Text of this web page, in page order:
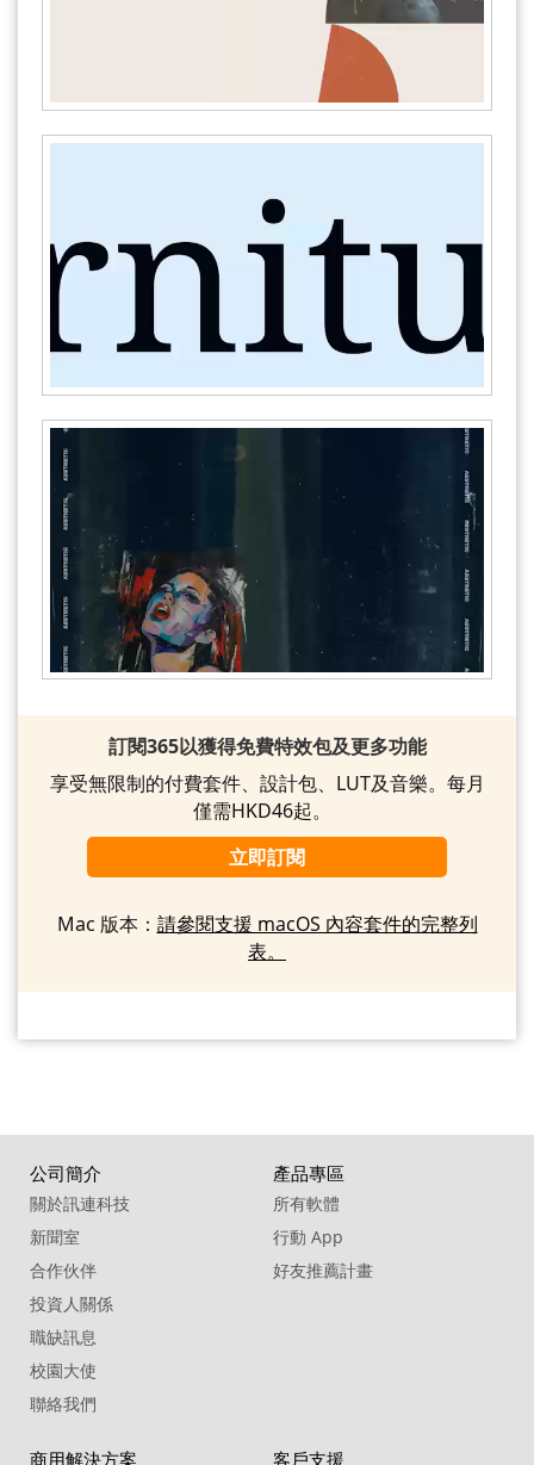
訂閱365以獲得免費特效包及更多功能
享受無限制的付費套件、設計包、LUT及音樂。每月
僅需HKD46起。
立即訂閱
Mac 版本： 請參閱支援 macOS 內容套件的完整列
表。
公司簡介
關於訊連科技
新聞室
合作伙伴
投資人關係
職缺訊息
校園大使
聯絡我們
產品專區
所有軟體
行動 App
好友推薦計畫
商用解決方案 客戶支援